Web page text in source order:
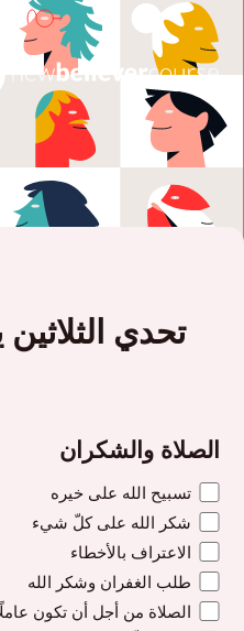
تحدي الثلاثين
الصلاة والشكران
تسبيح الله على خيره
شكر الله على كلّ شيء
الاعتراف بالأخطاء
طلب الغفران وشكر الله
الصلاة من أجل أن تكون